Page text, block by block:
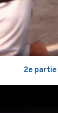
2e partie